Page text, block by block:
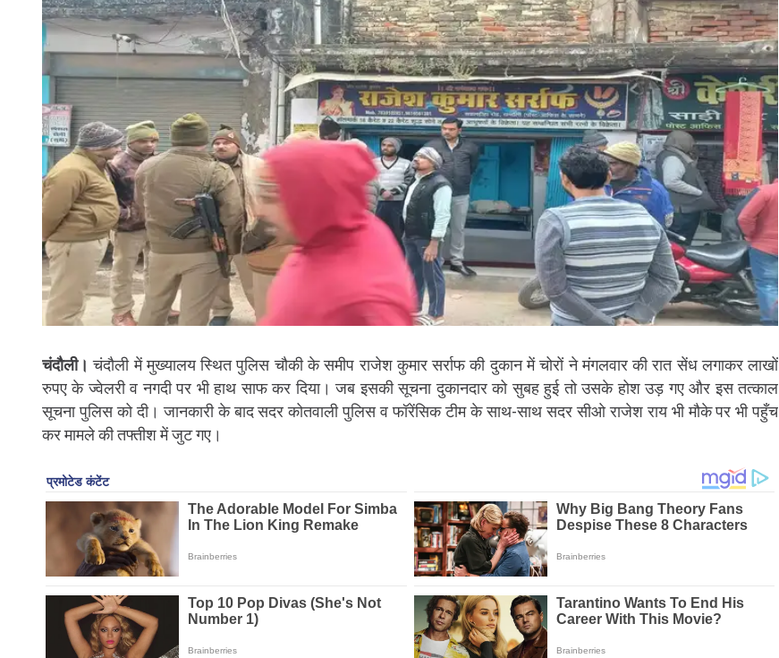
चंदौली। चंदौली में मुख्यालय स्थित पुलिस चौकी के समीप राजेश कुमार सर्राफ की दुकान में चोरों ने मंगलवार की रात सेंध लगाकर लाखों
रुपए के ज्वेलरी व नगदी पर भी हाथ साफ कर दिया। जब इसकी सूचना दुकानदार को सुबह हुई तो उसके होश उड़ गए और इस तत्काल
सूचना पुलिस को दी। जानकारी के बाद सदर कोतवाली पुलिस व फॉरेंसिक टीम के साथ-साथ सदर सीओ राजेश राय भी मौके पर भी पहुँच
कर मामले की तफ्तीश में जुट गए।